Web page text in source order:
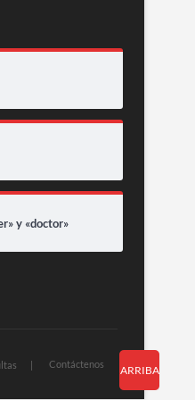
y «doctor»
Contáctenos ARRIBA